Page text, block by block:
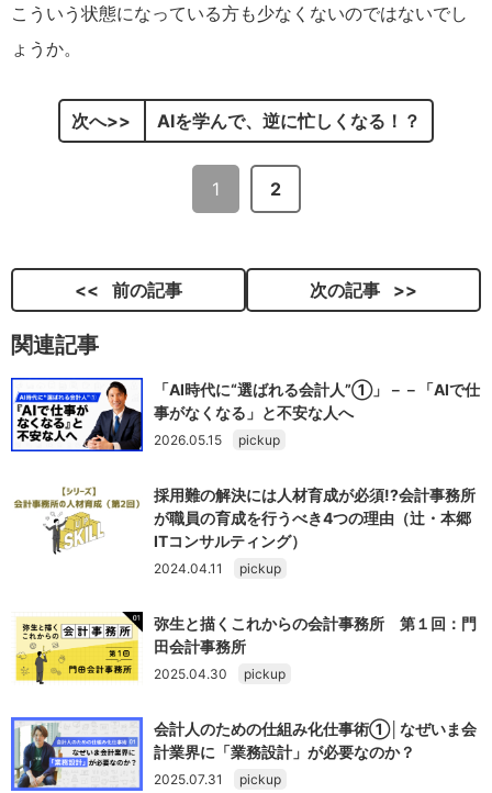
こういう状態になっている方も少なくないのではないでし
ょうか。
次へ AIを学んで、逆に忙しくなる！？
1 2
前の記事 次の記事
関連記事
「AI時代に“選ばれる会計人”①」－－「AIで仕
事がなくなる」と不安な人へ
2026.05.15 pickup
採用難の解決には人材育成が必須!?会計事務所
が職員の育成を行うべき4つの理由（辻・本郷
ITコンサルティング）
2024.04.11 pickup
弥生と描くこれからの会計事務所 第１回：門
田会計事務所
2025.04.30 pickup
会計人のための仕組み化仕事術①│なぜいま会
計業界に「業務設計」が必要なのか？
2025.07.31 pickup